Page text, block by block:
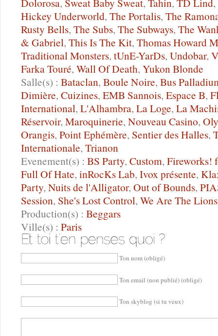
Hickey Underworld, The Portalis, The
Rusty Bells, The Subs, The Subways, The
& Gabriel, This Is The Kit, Thomas Howard
Traditional Monsters, tUnE-YarDs, Undobar,
Farka Touré, Wall Of Death, Yukon Blonde
Salle(s) : Bataclan, Boule Noire, Bus
Dimière, Cuizines, EMB Sannois, Espace B,
International, L'Alhambra, La Loge, La
Réservoir, Maroquinerie, Nouveau Casino,
Orangis, Point Ephémère, Sentier des Halles,
Internationale, Trianon
Evenement(s) : BS Party, Custom, Fireworks!
Full Of Hate, inRocKs Lab, Ivox présente,
Party, Nuits de l'Alligator, Out of Bounds,
Session, She's Lost Control, We Are The Lions
Production(s) : Beggars
Ville(s) : Paris
Ton nom (obligé)
Ton email (non publié) (obligé)
Ton skyblog (si tu veux)